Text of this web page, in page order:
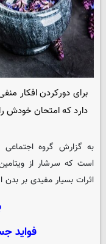
برای دورکردن افکار
دارد که امتحان خودش
به گزارش گروه اجتماعی
است که سرشار از
اثرات بسیار مفیدی بر بدن
فواید